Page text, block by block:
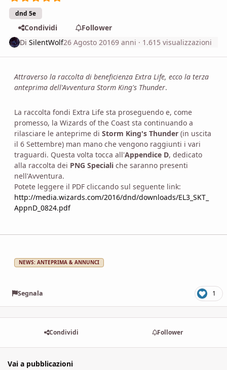
dnd 5e
Condividi
Follower
DiSilentWolf26 Agosto 20169 anni · 1.615 visualizzazioni
Attraverso la raccolta di beneficienza Extra Life, ecco la terza
anteprima dell'Avventura Storm King's Thunder.
La raccolta fondi Extra Life sta proseguendo e, come
promesso, la Wizards of the Coast sta continuando a
rilasciare le anteprime di Storm King's Thunder (in uscita
il 6 Settembre) man mano che vengono raggiunti i vari
traguardi. Questa volta tocca all'Appendice D, dedicato
alla raccolta dei PNG Speciali che saranno presenti
nell'Avventura.
Potete leggere il PDF cliccando sul seguente link:
http://media.wizards.com/2016/dnd/downloads/EL3_SKT_
AppnD_0824.pdf
NEWS: ANTEPRIMA & ANNUNCI
Segnala 1
Condividi Follower
Vai a pubblicazioni